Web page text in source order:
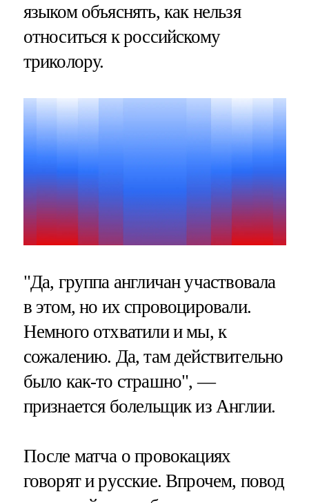
языком объяснять, как нельзя
относиться к российскому
триколору.
"Да, группа англичан участвовала
в этом, но их спровоцировали.
Немного отхватили и мы, к
сожалению. Да, там действительно
было как-то страшно", —
признается болельщик из Англии.
После матча о провокациях
говорят и русские. Впрочем, повод